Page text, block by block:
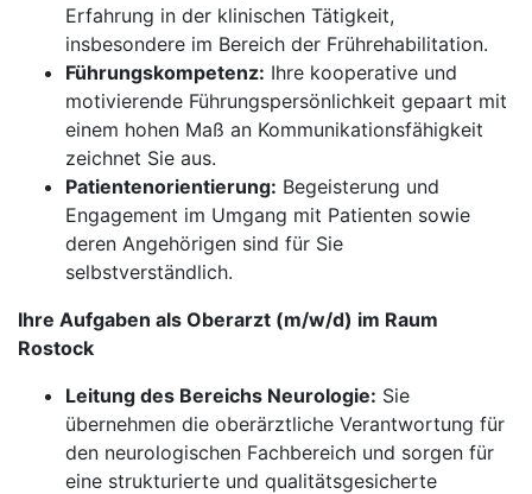
Erfahrung in der klinischen Tätigkeit,
insbesondere im Bereich der Frührehabilitation.
Führungskompetenz: Ihre kooperative und
motivierende Führungspersönlichkeit gepaart mit
einem hohen Maß an Kommunikationsfähigkeit
zeichnet Sie aus.
Patientenorientierung: Begeisterung und
Engagement im Umgang mit Patienten sowie
deren Angehörigen sind für Sie
selbstverständlich.
Ihre Aufgaben als Oberarzt (m/w/d) im Raum
Rostock
Leitung des Bereichs Neurologie: Sie
übernehmen die oberärztliche Verantwortung für
den neurologischen Fachbereich und sorgen für
eine strukturierte und qualitätsgesicherte